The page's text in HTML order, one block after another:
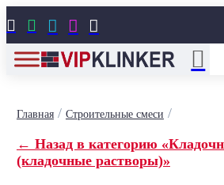
    
Главная/ Строительные смеси /
← Назад в категорию
(кладочные растворы)»